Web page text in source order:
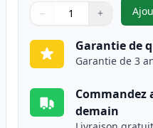
Quantité
Utilisez les boutons pour
− +
Quantité
Garantie de
Garantie de 3
Commandez
demain